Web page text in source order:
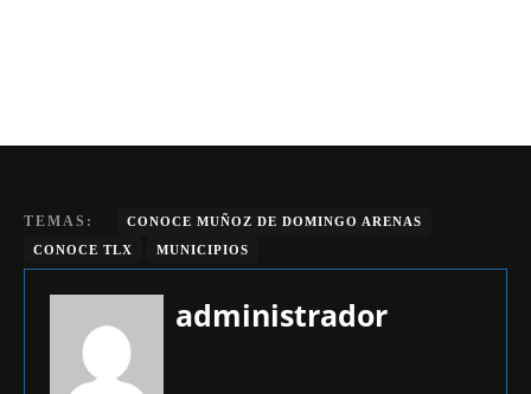
TEMAS:
CONOCE MUÑOZ DE DOMINGO ARENAS
CONOCE TLX
MUNICIPIOS
administrador